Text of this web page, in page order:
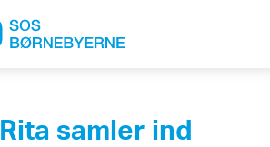
Rita samler ind